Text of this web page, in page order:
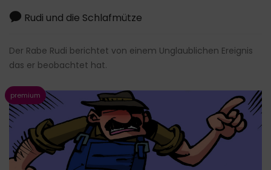
Rudi und die Schlafmütze
Der Rabe Rudi berichtet von einem Unglaublichen Ereignis
das er beobachtet hat.